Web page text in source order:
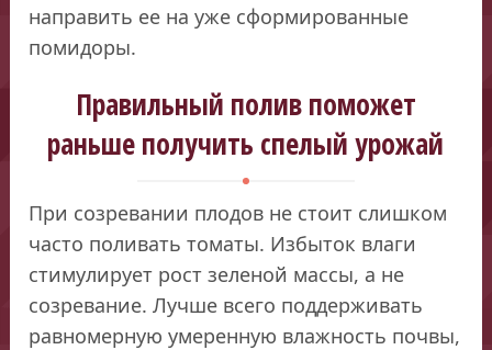
направить ее на уже сформированные
помидоры.
Правильный полив поможет
раньше получить спелый урожай
При созревании плодов не стоит слишком
часто поливать томаты. Избыток влаги
стимулирует рост зеленой массы, а не
созревание. Лучше всего поддерживать
равномерную умеренную влажность почвы,